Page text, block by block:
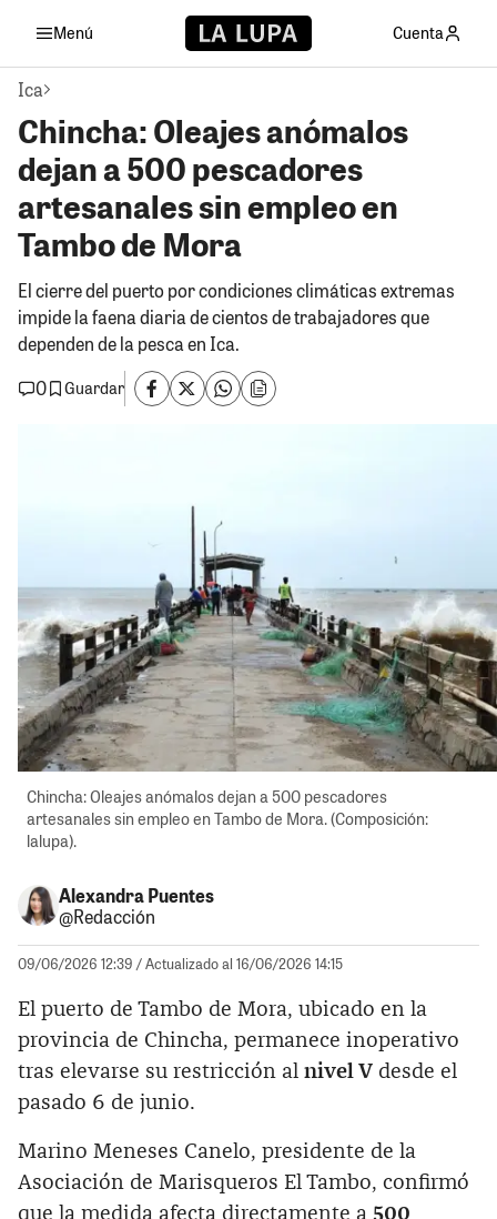
Menú Cuenta
Ica
Chincha: Oleajes anómalos
dejan a 500 pescadores
artesanales sin empleo en
Tambo de Mora
El cierre del puerto por condiciones climáticas extremas
impide la faena diaria de cientos de trabajadores que
dependen de la pesca en Ica.
0
Guardar
Chincha: Oleajes anómalos dejan a 500 pescadores
artesanales sin empleo en Tambo de Mora. (Composición:
lalupa).
Alexandra Puentes
@Redacción
09/06/2026 12:39 / Actualizado al 16/06/2026 14:15
El puerto de Tambo de Mora, ubicado en la
provincia de Chincha, permanece inoperativo
tras elevarse su restricción al nivel V desde el
pasado 6 de junio.
Marino Meneses Canelo, presidente de la
Asociación de Marisqueros El Tambo, confirmó
que la medida afecta directamente a 500